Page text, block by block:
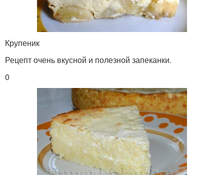
Крупеник
Рецепт очень вкусной и полезной запеканки.
0